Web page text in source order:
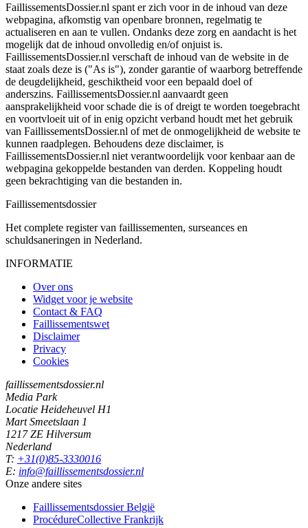
FaillissementsDossier.nl spant er zich voor in de inhoud van deze
webpagina, afkomstig van openbare bronnen, regelmatig te
actualiseren en aan te vullen. Ondanks deze zorg en aandacht is het
mogelijk dat de inhoud onvolledig en/of onjuist is.
FaillissementsDossier.nl verschaft de inhoud van de website in de
staat zoals deze is ("As is"), zonder garantie of waarborg betreffende
de deugdelijkheid, geschiktheid voor een bepaald doel of
anderszins. FaillissementsDossier.nl aanvaardt geen
aansprakelijkheid voor schade die is of dreigt te worden toegebracht
en voortvloeit uit of in enig opzicht verband houdt met het gebruik
van FaillissementsDossier.nl of met de onmogelijkheid de website te
kunnen raadplegen. Behoudens deze disclaimer, is
FaillissementsDossier.nl niet verantwoordelijk voor kenbaar aan de
webpagina gekoppelde bestanden van derden. Koppeling houdt
geen bekrachtiging van die bestanden in.
Faillissementsdossier
Het complete register van faillissementen, surseances en
schuldsaneringen in Nederland.
INFORMATIE
Over ons
Widget voor je website
Contact & FAQ
Faillissementswet
Disclaimer
Privacy
Cookies
faillissementsdossier.nl
Media Park
Locatie Heideheuvel H1
Mart Smeetslaan 1
1217 ZE Hilversum
Nederland
T: +31(0)85-3330016
E: info@faillissementsdossier.nl
Onze andere sites
Faillissementsdossier België
ProcédureCollective Frankrijk